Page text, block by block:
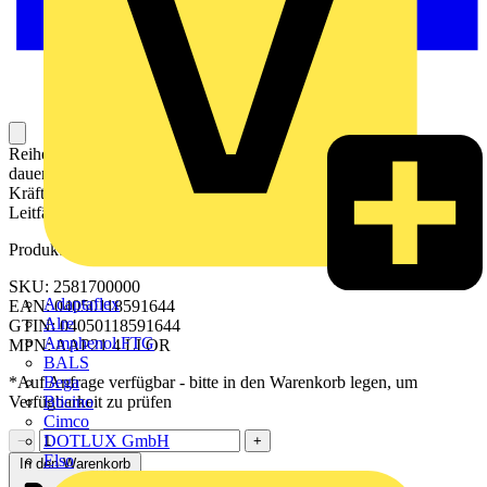
Adaptaflex
Alre
Amphenol FTG
BALS
Bega
Bticino
Cimco
DOTLUX GmbH
Elso
Reihenklemme zum Anschließen oder Verbinden von Leitern mit
dauerhaft sicherem Kontakt. Gehärteter Stahl hält den mechanischen
Kräften stand, Zinn-beschichtetes Kupfer sorgt für beste
Leitfähigkeit.
Produktkennzeichen
SKU: 2581700000
EAN: 04050118591644
GTIN: 04050118591644
MPN: AAP21 4 LI OR
*Auf Anfrage verfügbar - bitte in den Warenkorb legen, um
Verfügbarkeit zu prüfen
−
+
In den Warenkorb